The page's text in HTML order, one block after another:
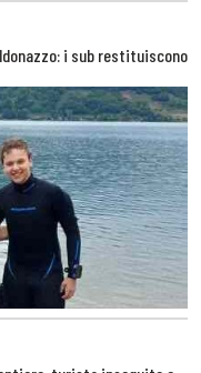
i sub restituiscono